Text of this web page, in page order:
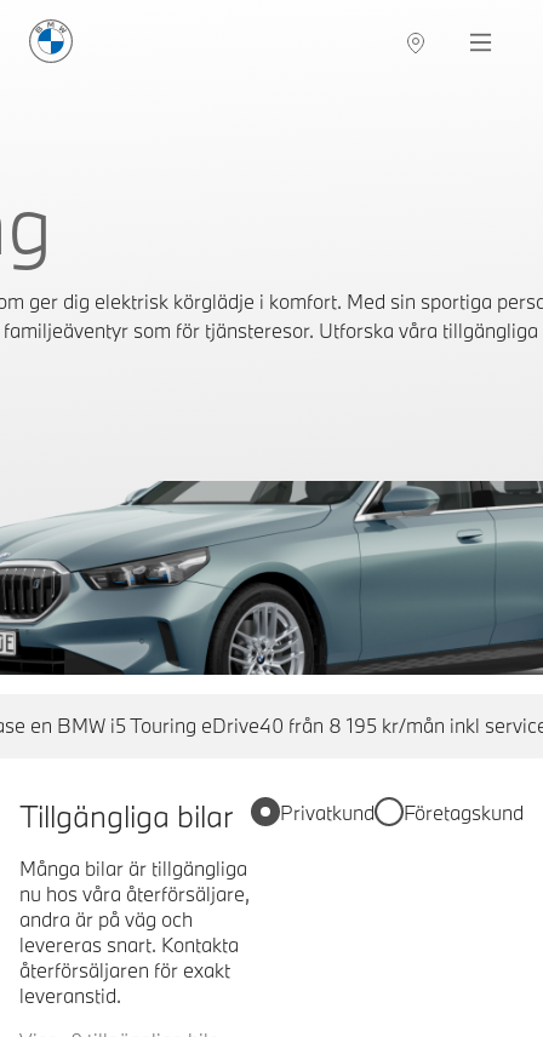
BMW Sverige Navigation
ger dig elektrisk körglädje i komfort. Med sin sportiga
som för tjänsteresor. Utforska våra
en BMW i5 Touring eDrive40 från 8 195 kr/mån inkl
Tillgängliga bilar
Många bilar är tillgängliga
nu hos våra återförsäljare,
andra är på väg och
levereras snart. Kontakta
återförsäljaren för exakt
leveranstid.
Privatkund Företagskund